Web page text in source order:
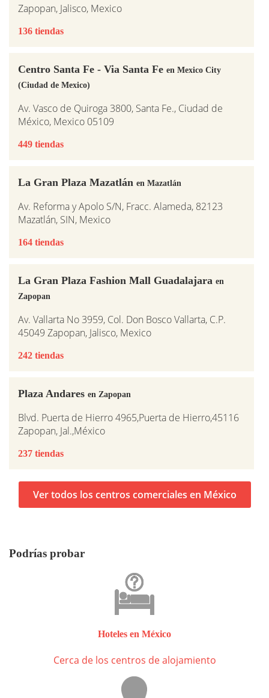
Zapopan, Jalisco, Mexico
136 tiendas
Centro Santa Fe - Via Santa Fe en Mexico City
(Ciudad de Mexico)
Av. Vasco de Quiroga 3800, Santa Fe., Ciudad de
México, Mexico 05109
449 tiendas
La Gran Plaza Mazatlán en Mazatlán
Av. Reforma y Apolo S/N, Fracc. Alameda, 82123
Mazatlán, SIN, Mexico
164 tiendas
La Gran Plaza Fashion Mall Guadalajara en
Zapopan
Av. Vallarta No 3959, Col. Don Bosco Vallarta, C.P.
45049 Zapopan, Jalisco, Mexico
242 tiendas
Plaza Andares en Zapopan
Blvd. Puerta de Hierro 4965,Puerta de Hierro,45116
Zapopan, Jal.,México
237 tiendas
Ver todos los centros comerciales en México
Podrías probar
Hoteles en México
Cerca de los centros de alojamiento